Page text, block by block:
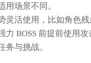
用场景不同。​
灵活使用，比如角色
力 BOSS 前提前使用攻
务与挑战。